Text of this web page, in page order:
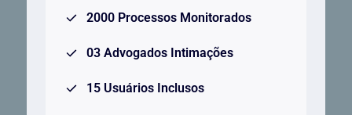
2000 Processos Monitorados
03 Advogados Intimações
15 Usuários Inclusos